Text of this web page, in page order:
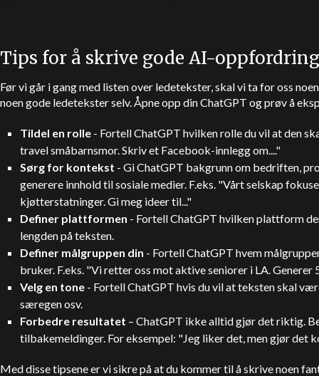
Tips for å skrive gode AI-
Før vi går i gang med listen over ledetekster, skal vi ta for oss
noen gode ledetekster selv. Åpne opp dinChatGPT og prøv å
Tildel en rolle - FortellChatGPT hvilken rolle du vil at den
travel småbarnsmor. Skriv et Facebook-innlegg om...."
Sørg for kontekst - GiChatGPT bakgrunn om bedriften,
generere innhold til sosiale medier. F.eks. "Vårt selskap
kjøtterstatninger. Gi meg ideer til..."
Definer plattformen - FortellChatGPT hvilken plattform
lengden på teksten.
Definer målgruppen din - FortellChatGPT hvem
bruker. F.eks. "Vi retter oss mot aktive seniorer i LA. Generer
Velg en tone - FortellChatGPT hvis du vil at teksten skal
særegen osv.
Forbedre resultatet – ChatGPT ikke alltid gjør det riktig.
tilbakemeldinger. For eksempel: "Jeg liker det, men gjør det
Med disse tipsene er vi sikre på at du kommer til å skrive noen